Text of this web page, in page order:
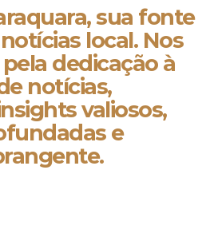
sua fonte
local. Nos
dedicação à
notícias,
valiosos,
e